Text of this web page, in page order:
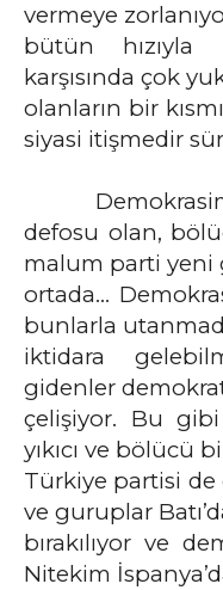
vermeye
bütün hızıyla
karşısında çok
olanların bir
siyasi itişmedir
defosu olan,
malum parti yeni
ortada…
bunlarla
iktidara
gidenler
çelişiyor. Bu
yıkıcı ve bölücü
Türkiye partisi de
ve guruplar
bırakılıyor ve
Nitekim